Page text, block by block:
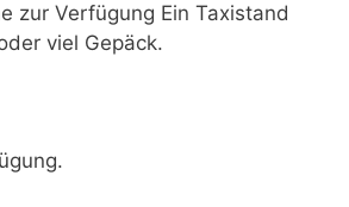
zur Verfügung Ein Taxistand
viel Gepäck.